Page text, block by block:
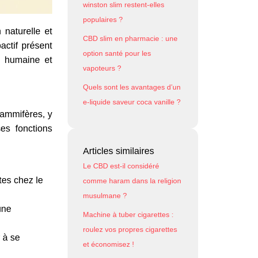
naturelle et
présent
et
y
fonctions
chez le
à se
winston slim restent-elles
populaires ?
CBD slim en pharmacie : une
option santé pour les
vapoteurs ?
Quels sont les avantages d’un
e-liquide saveur coca vanille ?
Articles similaires
Le CBD est-il considéré
comme haram dans la religion
musulmane ?
Machine à tuber cigarettes :
roulez vos propres cigarettes
et économisez !